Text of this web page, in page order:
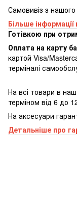
Самовивіз з
Більше
Готівкою при
Оплата на карту
картой Visa/
терміналі
На всі товари в
терміном від 6 до
На аксесуари
Детальніше про